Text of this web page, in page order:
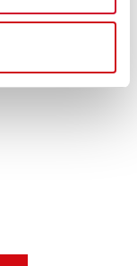
ja huoltopalvelut
ja